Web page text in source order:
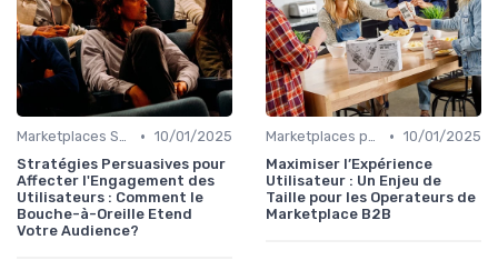
Marketplaces Sectorielles • 10/01/2025
Stratégies Persuasives pour
Affecter l'Engagement des
Utilisateurs : Comment le
Bouche-à-Oreille Etend
Votre Audience?
Marketplaces pour les salon B2B • 10/01/2025
Maximiser l’Expérience
Utilisateur : Un Enjeu de
Taille pour les Operateurs de
Marketplace B2B